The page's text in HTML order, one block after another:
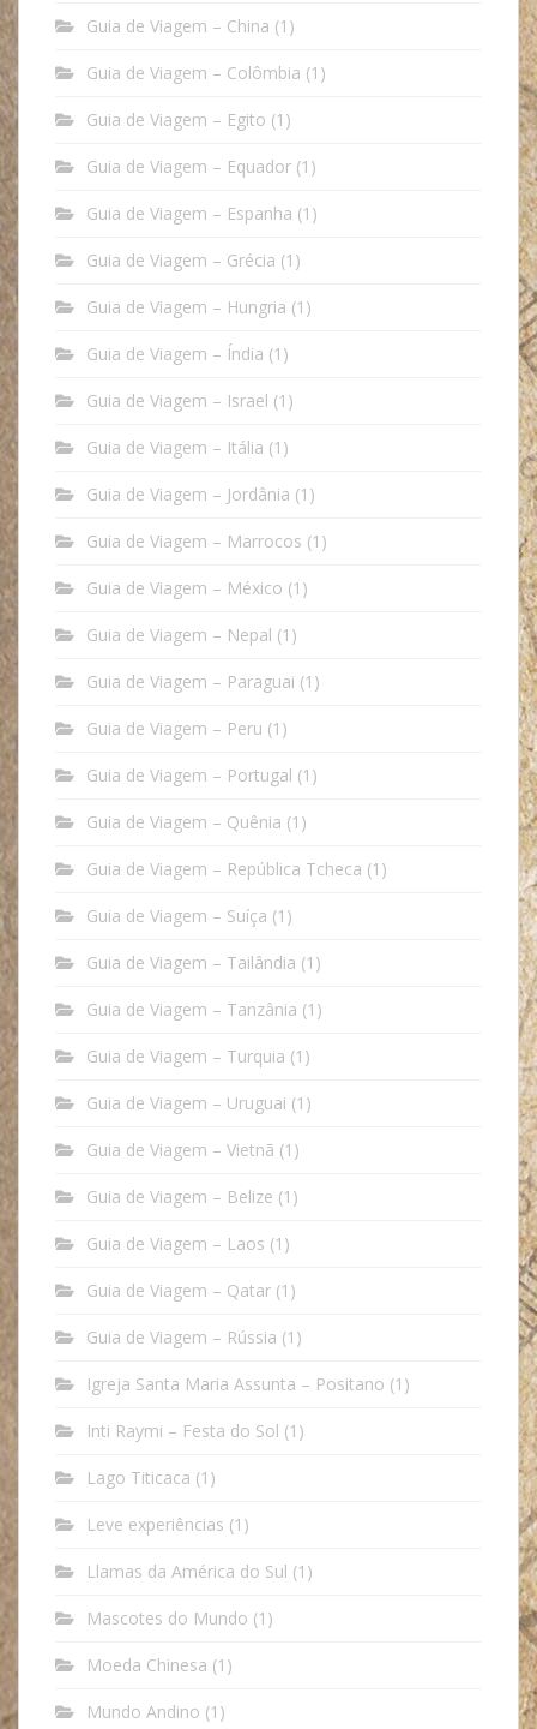
Guia de Viagem – China (1)
Guia de Viagem – Colômbia (1)
Guia de Viagem – Egito (1)
Guia de Viagem – Equador (1)
Guia de Viagem – Espanha (1)
Guia de Viagem – Grécia (1)
Guia de Viagem – Hungria (1)
Guia de Viagem – Índia (1)
Guia de Viagem – Israel (1)
Guia de Viagem – Itália (1)
Guia de Viagem – Jordânia (1)
Guia de Viagem – Marrocos (1)
Guia de Viagem – México (1)
Guia de Viagem – Nepal (1)
Guia de Viagem – Paraguai (1)
Guia de Viagem – Peru (1)
Guia de Viagem – Portugal (1)
Guia de Viagem – Quênia (1)
Guia de Viagem – República Tcheca (1)
Guia de Viagem – Suíça (1)
Guia de Viagem – Tailândia (1)
Guia de Viagem – Tanzânia (1)
Guia de Viagem – Turquia (1)
Guia de Viagem – Uruguai (1)
Guia de Viagem – Vietnã (1)
Guia de Viagem – Belize (1)
Guia de Viagem – Laos (1)
Guia de Viagem – Qatar (1)
Guia de Viagem – Rússia (1)
Igreja Santa Maria Assunta – Positano (1)
Inti Raymi – Festa do Sol (1)
Lago Titicaca (1)
Leve experiências (1)
Llamas da América do Sul (1)
Mascotes do Mundo (1)
Moeda Chinesa (1)
Mundo Andino (1)